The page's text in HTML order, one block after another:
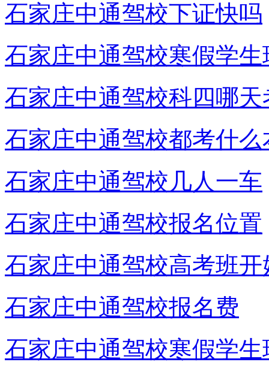
石家庄中通驾校下证快吗
石家庄中通驾校寒假学生
石家庄中通驾校科四哪天
石家庄中通驾校都考什么
石家庄中通驾校几人一车
石家庄中通驾校报名位置
石家庄中通驾校高考班开
石家庄中通驾校报名费
石家庄中通驾校寒假学生